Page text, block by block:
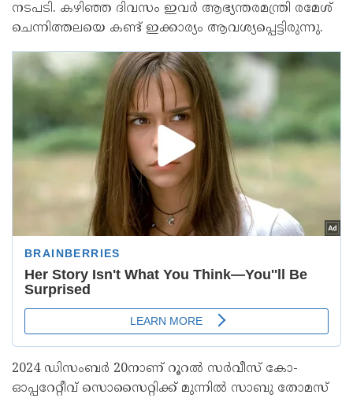
നടപടി. കഴിഞ്ഞ ദിവസം ഇവർ ആഭ്യന്തരമന്ത്രി രമേശ്
ചെന്നിത്തലയെ കണ്ട് ഇക്കാര്യം ആവശ്യപ്പെട്ടിരുന്നു.
2024 ഡിസംബർ 20നാണ് റൂറൽ സർവീസ് കോ-
ഓപ്പറേറ്റീവ് സൊസൈറ്റിക്ക് മുന്നിൽ സാബു തോമസ്